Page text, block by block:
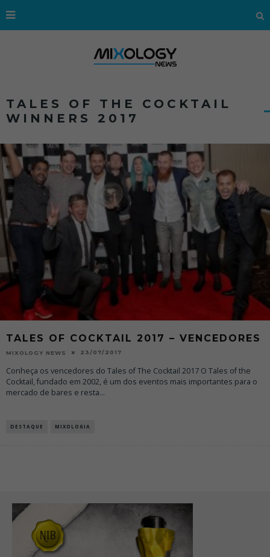
TALES OF THE COCKTAIL
WINNERS 2017
TALES OF COCKTAIL 2017 – VENCEDORES
MIXOLOGY NEWS 23/07/2017
Conheça os vencedores do Tales of The Cocktail 2017 O Tales of the
Cocktail, fundado em 2002, é um dos eventos mais importantes para o
mercado de bares e resta...
DESTAQUE MIXOLOGIA